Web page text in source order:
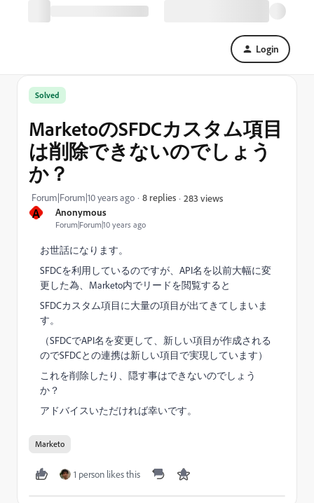
Login
A Anonymous
Forum|Forum|10 years ago
Solved
MarketoのSFDCカスタム項目
は削除できないのでしょう
か？
Forum|Forum|10 years ago 8 replies 283 views
お世話になります。
SFDCを利用しているのですが、API名を以前大幅に変
更した為、Marketo内でリードを閲覧すると
SFDCカスタム項目に大量の項目が出てきてしまいま
す。
（SFDCでAPI名を変更して、新しい項目が作成される
のでSFDCとの連携は新しい項目で実現しています）
これを削除したり、隠す事はできないのでしょう
か？
アドバイスいただければ幸いです。
Marketo
1 person likes this